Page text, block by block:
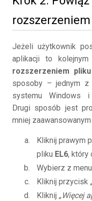
Jeżeli użytkownik
aplikacji to
rozszerzeniem
sposoby – jednym z
systemu Windows
Drugi sposób jest
mniej
Kliknij prawym
pliku EL6, który
Wybierz z menu
Kliknij przycisk
Kliknij „Więcej